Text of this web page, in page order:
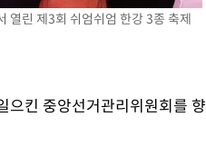
열린 제3회 쉬엄쉬엄 한강 3종 축제
으킨 중앙선거관리위원회를 향